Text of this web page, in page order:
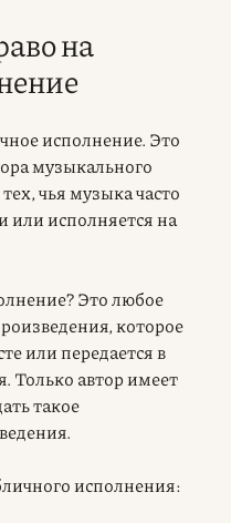
на
исполнение. Это
музыкального
чья музыка часто
или исполняется на
нение? Это любое
которое
или передается в
Только автор имеет
такое
исполнения: